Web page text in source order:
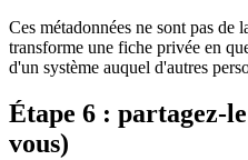
Ces métadonnées ne sont pas de
transforme une fiche privée en
d'un système auquel d'autres
Étape 6 : partagez-
vous)